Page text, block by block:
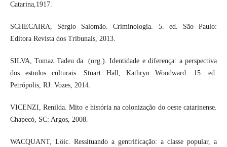
Catarina,1917.
SCHECAIRA, Sérgio Salomão. Criminologia. 5. ed. São Paulo:
Editora Revista dos Tribunais, 2013.
SILVA, Tomaz Tadeu da. (org.). Identidade e diferença: a perspectiva
dos estudos culturais: Stuart Hall, Kathryn Woodward. 15. ed.
Petrópolis, RJ: Vozes, 2014.
VICENZI, Renilda. Mito e história na colonização do oeste catarinense.
Chapecó, SC: Argos, 2008.
WACQUANT, Löic. Ressituando a gentrificação: a classe popular, a